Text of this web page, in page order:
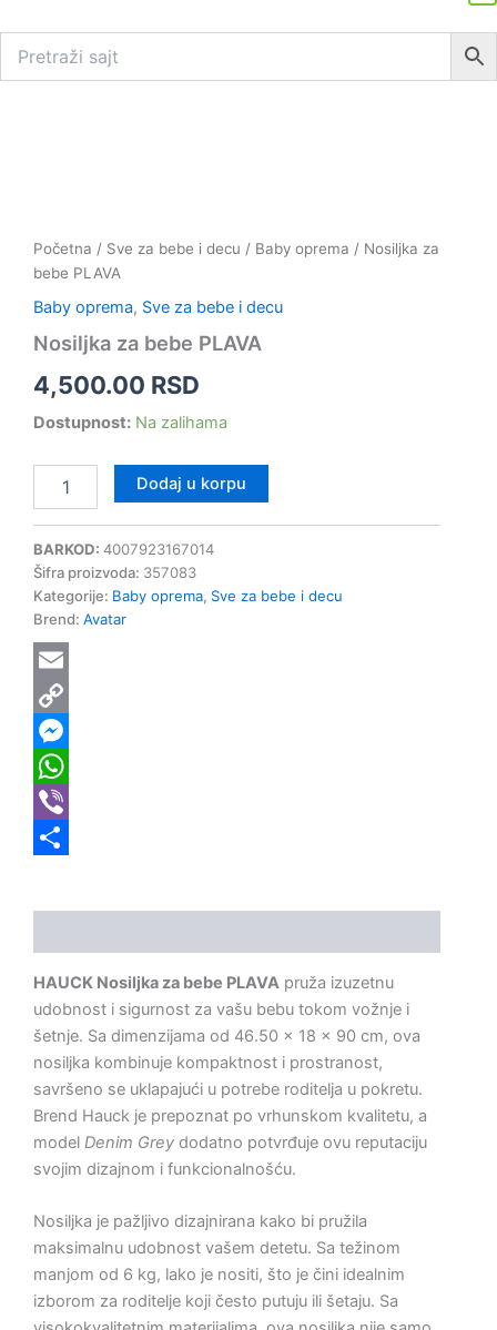
Početna / Sve za bebe i decu / Baby oprema / Nosiljka za
bebe PLAVA
Baby oprema, Sve za bebe i decu
Nosiljka za bebe PLAVA
4,500.00 RSD
Dostupnost: Na zalihama
Dodaj u korpu
BARKOD: 4007923167014
Šifra proizvoda: 357083
Kategorije: Baby oprema, Sve za bebe i decu
Brend: Avatar
Email
Copy
Link
Messenger
WhatsApp
Viber
HAUCK Nosiljka za bebe PLAVA pruža izuzetnu
udobnost i sigurnost za vašu bebu tokom vožnje i
šetnje. Sa dimenzijama od 46.50 x 18 x 90 cm, ova
nosiljka kombinuje kompaktnost i prostranost,
savršeno se uklapajući u potrebe roditelja u pokretu.
Brend Hauck je prepoznat po vrhunskom kvalitetu, a
model Denim Grey dodatno potvrđuje ovu reputaciju
svojim dizajnom i funkcionalnošću.
Nosiljka je pažljivo dizajnirana kako bi pružila
maksimalnu udobnost vašem detetu. Sa težinom
manjom od 6 kg, lako je nositi, što je čini idealnim
izborom za roditelje koji često putuju ili šetaju. Sa